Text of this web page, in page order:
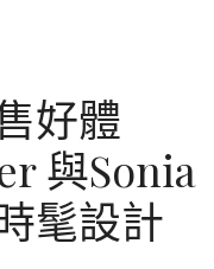
好體
與Sonia
髦設計